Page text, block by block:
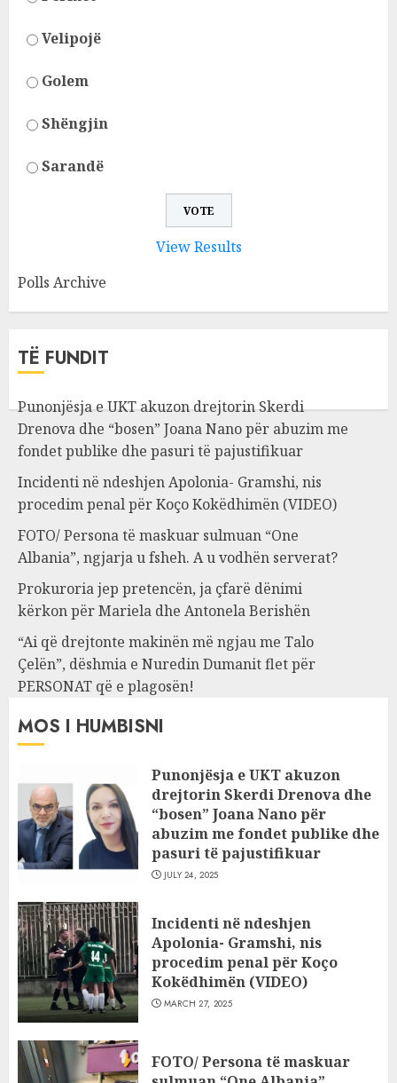
Velipojë
Golem
Shëngjin
Sarandë
View Results
Polls Archive
TË FUNDIT
Punonjësja e UKT akuzon drejtorin Skerdi
Drenova dhe “bosen” Joana Nano për abuzim me
fondet publike dhe pasuri të pajustifikuar
Incidenti në ndeshjen Apolonia- Gramshi, nis
procedim penal për Koço Kokëdhimën (VIDEO)
FOTO/ Persona të maskuar sulmuan “One
Albania”, ngjarja u fsheh. A u vodhën serverat?
Prokuroria jep pretencën, ja çfarë dënimi
kërkon për Mariela dhe Antonela Berishën
“Ai që drejtonte makinën më ngjau me Talo
Çelën”, dëshmia e Nuredin Dumanit flet për
PERSONAT që e plagosën!
MOS I HUMBISNI
Punonjësja e UKT akuzon
drejtorin Skerdi Drenova dhe
“bosen” Joana Nano për
abuzim me fondet publike dhe
pasuri të pajustifikuar
JULY 24, 2025
Incidenti në ndeshjen
Apolonia- Gramshi, nis
procedim penal për Koço
Kokëdhimën (VIDEO)
MARCH 27, 2025
FOTO/ Persona të maskuar